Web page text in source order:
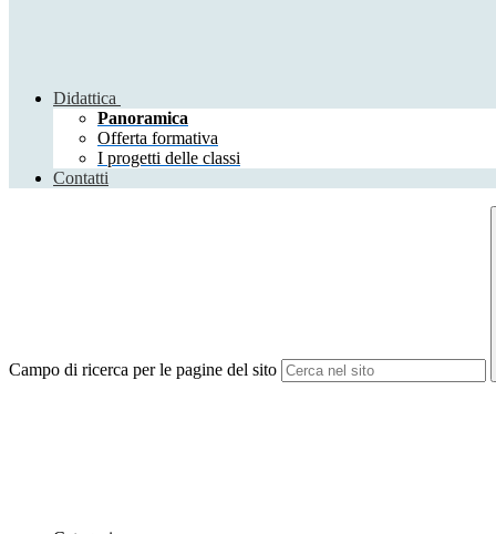
Didattica
Panoramica
Offerta formativa
I progetti delle classi
Contatti
Campo di ricerca per le pagine del sito